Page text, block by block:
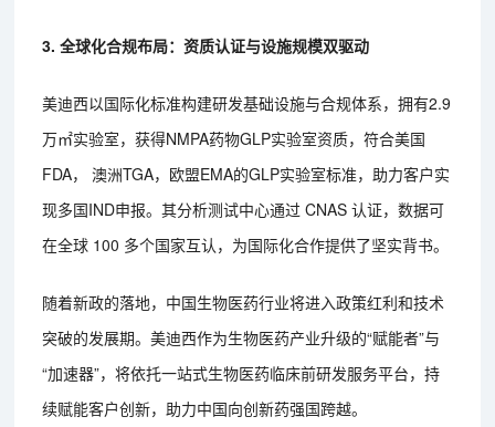
3. 全球化合规布局：资质认证与设施规模双驱动
美迪西以国际化标准构建研发基础设施与合规体系，拥有2.9
万㎡实验室，获得NMPA药物GLP实验室资质，符合美国
FDA， 澳洲TGA，欧盟EMA的GLP实验室标准，助力客户实
现多国IND申报。其分析测试中心通过 CNAS 认证，数据可
在全球 100 多个国家互认，为国际化合作提供了坚实背书。
随着新政的落地，中国生物医药行业将进入政策红利和技术
突破的发展期。美迪西作为生物医药产业升级的“赋能者”与
“加速器”，将依托一站式生物医药临床前研发服务平台，持
续赋能客户创新，助力中国向创新药强国跨越。